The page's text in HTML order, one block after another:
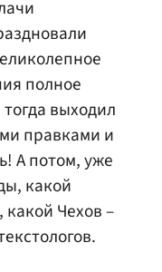
полное
выходил
правками и
А потом, уже
какой
какой Чехов –